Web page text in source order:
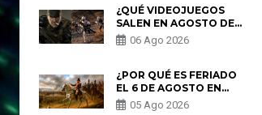
¿QUÉ VIDEOJUEGOS
SALEN EN AGOSTO DE
2026? ESTOS SON LOS
ESTRENOS MÁS
06 Ago 2026
¿POR QUÉ ES FERIADO
EL 6 DE AGOSTO EN
PERÚ? ESTA ES LA
05 Ago 2026